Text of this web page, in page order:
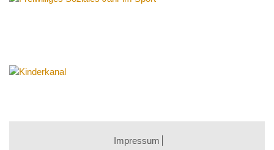
Impressum